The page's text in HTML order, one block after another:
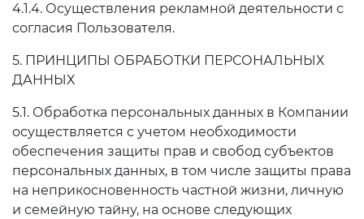
4.1.4. Осуществления рекламной деятельности с
согласия Пользователя.
5. ПРИНЦИПЫ ОБРАБОТКИ ПЕРСОНАЛЬНЫХ
ДАННЫХ
5.1. Обработка персональных данных в Компании
осуществляется с учетом необходимости
обеспечения защиты прав и свобод субъектов
персональных данных, в том числе защиты права
на неприкосновенность частной жизни, личную
и семейную тайну, на основе следующих